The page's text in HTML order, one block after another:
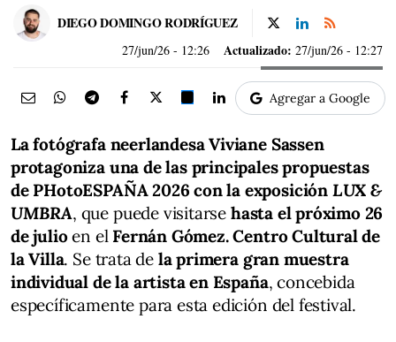
DIEGO DOMINGO RODRÍGUEZ
27/jun/26 - 12:26 Actualizado: 27/jun/26 - 12:27
Agregar a Google
La fotógrafa neerlandesa Viviane Sassen
protagoniza una de las principales propuestas
de PHotoESPAÑA 2026 con la exposición LUX &
UMBRA, que puede visitarse hasta el próximo 26
de julioen el Fernán Gómez. Centro Cultural de
la Villa. Se trata de la primera gran muestra
individual de la artista en España, concebida
específicamente para esta edición del festival.